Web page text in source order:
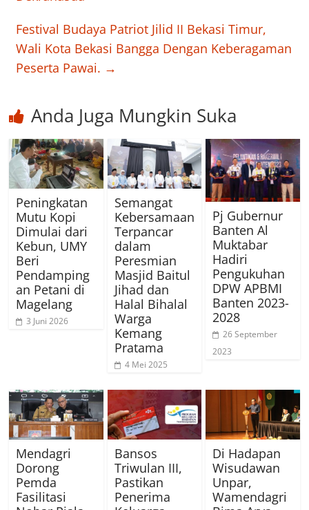
Festival Budaya Patriot Jilid II Bekasi Timur,
Wali Kota Bekasi Bangga Dengan Keberagaman
Peserta Pawai. →
Anda Juga Mungkin Suka
Peningkatan
Mutu Kopi
Dimulai dari
Kebun, UMY
Beri
Pendamping
an Petani di
Magelang
3 Juni 2026
Semangat
Kebersamaan
Terpancar
dalam
Peresmian
Masjid Baitul
Jihad dan
Halal Bihalal
Warga
Kemang
Pratama
4 Mei 2025
Pj Gubernur
Banten Al
Muktabar
Hadiri
Pengukuhan
DPW APBMI
Banten 2023-
2028
26 September
2023
Mendagri
Dorong
Pemda
Fasilitasi
Bansos
Triwulan III,
Pastikan
Penerima
Di Hadapan
Wisudawan
Unpar,
Wamendagri